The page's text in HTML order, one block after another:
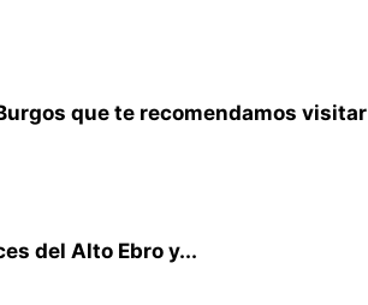
que te recomendamos visitar
del Alto Ebro y...